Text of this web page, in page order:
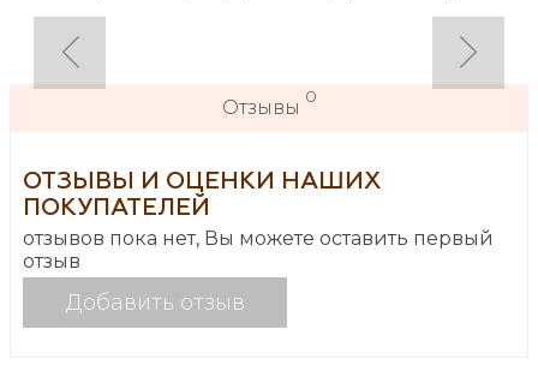
Отзывы 0
ОТЗЫВЫ И ОЦЕНКИ НАШИХ
ПОКУПАТЕЛЕЙ
отзывов пока нет, Вы можете оставить первый
отзыв
Добавить отзыв